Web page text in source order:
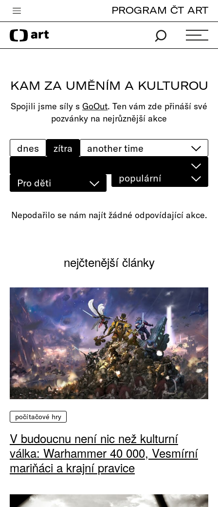
Česká televize
Zpravodajství
iVysílání
TV program
edu
PROGRAM ČT ART
KAM ZA UMĚNÍM A KULTUROU
Spojili jsme síly s GoOut. Ten vám zde přináší své
pozvánky na nejrůznější akce
Pro děti
dnes zítra
populární
Nepodařilo se nám najít žádné odpovídající akce.
nejčtenější články
počítačové hry
V budoucnu není nic než kulturní
válka: Warhammer 40 000, Vesmírní
mariňáci a krajní pravice